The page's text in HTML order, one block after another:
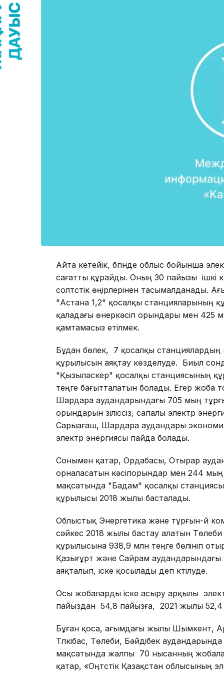
Айта кетейік, бүгінде облыс бойынша
сағатты құрайды. Оның 30 пайызы ішкі
солтүстік өңірлерінен
"Астана 1,2" қосалқы станцияларының
қаладағы өнеркәсіп орындары мен 425
қамтамасыз етілмек.
Бұдан бөлек, 7 қосалқы
құрылысын аяқтау көзделуде. Биыл
"Қызыләскер" қосалқы станциясының
теңге бағытталатын болады. Егер жоба
Шардара аудандарындағы 705 мың
орындарын үзіліссіз, сапалы электр
Сарыағаш, Шардара аудандары
электр энергиясы пайда болады.
Сонымен қатар, Ордабасы, Отырар
орналасатын кәсіпорындар мен 244
мақсатында "Бадам" қосалқы
құрылысы 2018 жылы басталады.
Облыстық Энергетика және тұрғын-үй
сәйкес 2018 жылы бастау алатын
құрылысына 938,9 млн теңге бөлініп
Қазығұрт және Сайрам
аяқталып, іске қосылады деп күтілуде.
Осы жобаларды іске асыру арқылы
пайыздан 54,8 пайызға, 2021 жылы
Бұған қоса, ағымдағы жылы Шымкент,
Түлкібас, Төлеби, Бәйдібек
мақсатында жалпы 70 нысанның
қатар, «Оңтүстік Қазақстан облысының